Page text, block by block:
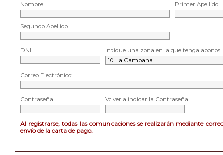
Nombre Primer Apellido
Segundo Apellido
DNI Indique una zona en la que tenga abonos
Correo Electrónico:
Contraseña Volver a indicar la Contraseña
Al registrarse, todas las comunicaciones se realizarán mediante
envío de la carta de pago.